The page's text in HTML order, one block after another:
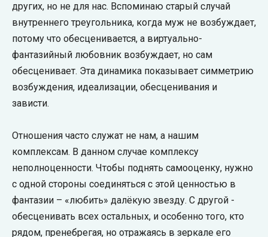
других, но не для нас. Вспоминаю старый случай
внутреннего треугольника, когда муж не возбуждает,
потому что обесценивается, а виртуально-
фантазийный любовник возбуждает, но сам
обесценивает. Эта динамика показывает симметрию
возбуждения, идеализации, обесценивания и
зависти.
Отношения часто служат не нам, а нашим
комплексам. В данном случае комплексу
неполноценности. Чтобы поднять самооценку, нужно
с одной стороны соединяться с этой ценностью в
фантазии – «любить» далёкую звезду. С другой -
обесценивать всех остальных, и особенно того, кто
рядом, пренебрегая, но отражаясь в зеркале его